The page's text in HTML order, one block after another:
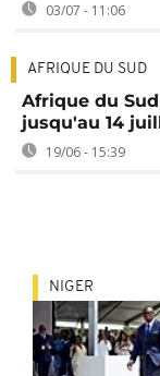
03/07 - 11:06
AFRIQUE DU SUD
Afrique du
jusqu'au 14
19/06 - 15:39
NIGER